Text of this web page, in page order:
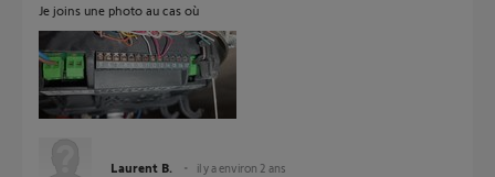
Je joins une photo au cas où
Laurent B. il y a environ 2 ans